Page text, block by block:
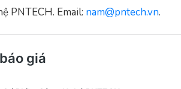
PNTECH. Email: nam@pntech.vn.